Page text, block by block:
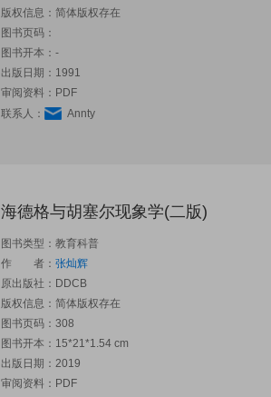
版权信息：简体版权存在
图书页码：
图书开本：-
出版日期：1991
审阅资料：PDF
联系人：
Annty
海德格与胡塞尔现象学(二版)
图书类型：教育科普
作 者： 张灿辉
原出版社： DDCB
版权信息：简体版权存在
图书页码：308
图书开本：15*21*1.54 cm
出版日期：2019
审阅资料：PDF